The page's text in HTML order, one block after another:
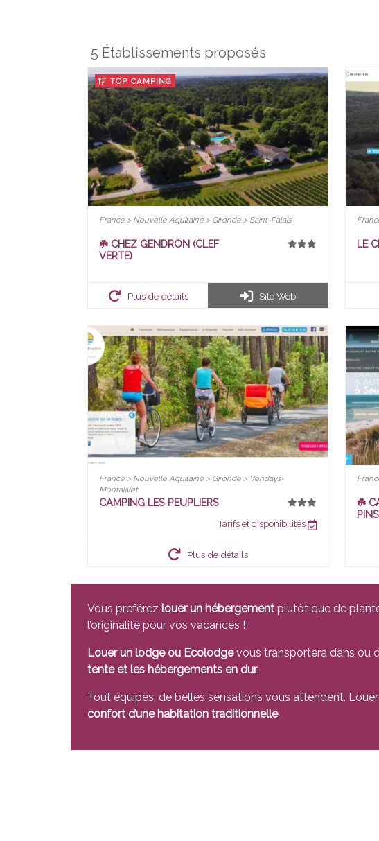
5 Établissements proposés
TOP CAMPING
France > Nouvelle Aquitaine > Gironde > Saint-Palais
☘️ CHEZ GENDRON (CLEF
VERTE)
Plus de détails Site Web
LE
France > Nouvelle Aquitaine > Gironde > Vendays-
Montalivet
CAMPING LES PEUPLIERS
Tarifs et disponibilités
Plus de détails
☘️
Vous préférez louer un hébergement plutôt que de
l’originalité pour vos vacances !
Louer un lodge ou Ecolodgevous transportera dans ou
tente et les hébergements en dur.
Tout équipés, de belles sensations vous attendent.
confort d’une habitation traditionnelle.